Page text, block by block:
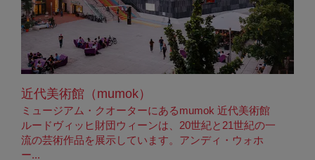
近代美術館（mumok）
ミュージアム・クオーターにあるmumok 近代美術館
ルードヴィッヒ財団ウィーンは、20世紀と21世紀の一
流の芸術作品を展示しています。アンディ・ウォホ
ー...